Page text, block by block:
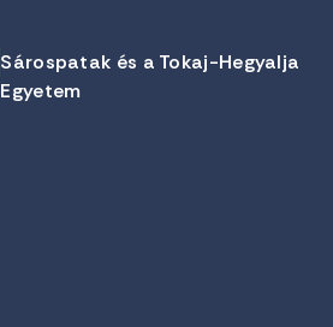
Sárospatak és a Tokaj-Hegyalja
Egyetem